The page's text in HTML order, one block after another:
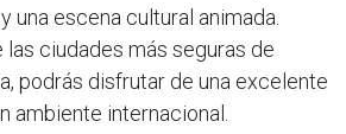
una escena cultural animada.
las ciudades más seguras de
podrás disfrutar de una excelente
ambiente internacional.